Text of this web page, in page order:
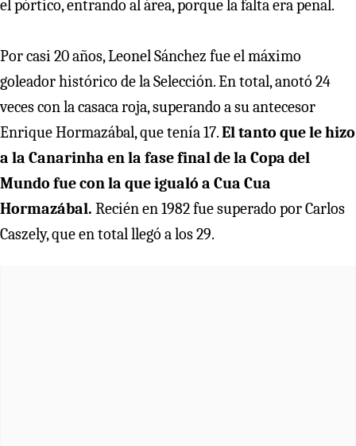
el pórtico, entrando al área, porque la falta era penal.
Por casi 20 años, Leonel Sánchez fue el máximo
goleador histórico de la Selección. En total, anotó 24
veces con la casaca roja, superando a su antecesor
Enrique Hormazábal, que tenía 17.El tanto que le hizo
a la Canarinha en la fase final de la Copa del
Mundo fue con la que igualó a Cua Cua
Hormazábal. Recién en 1982 fue superado por Carlos
Caszely, que en total llegó a los 29.